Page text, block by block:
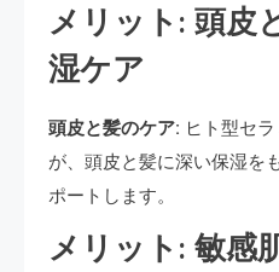
メリット: 頭皮
湿ケア
頭皮と髪のケア: ヒト型セ
が、頭皮と髪に深い保湿を
ポートします。
メリット: 敏感